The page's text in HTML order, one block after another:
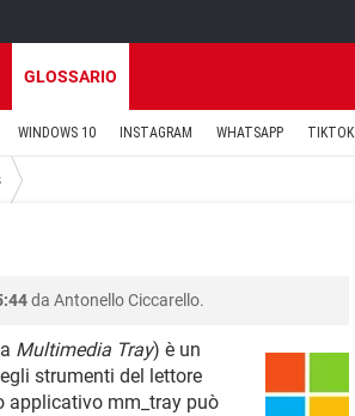
GLOSSARIO
WINDOWS 10 INSTAGRAM WHATSAPP TIKTOK
da Antonello Ciccarello.
Multimedia Tray) è un
strumenti del lettore
applicativo mm_tray può